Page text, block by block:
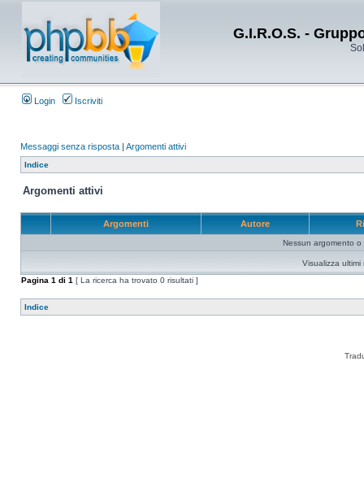
G.I.R.O.S. -
Login Iscriviti
Messaggi senza risposta | Argomenti attivi
Indice
Argomenti attivi
Argomenti Autore
Nessun argomento o
Visualizza ultimi
Pagina 1 di 1 [ La ricerca ha trovato 0 risultati ]
Indice